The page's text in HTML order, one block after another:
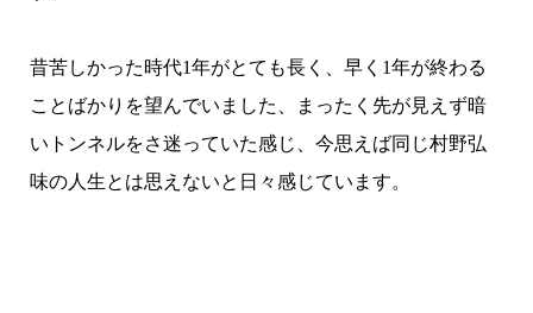
昔苦しかった時代1年がとても長く、早く1年が終わる
ことばかりを望んでいました、まったく先が見えず暗
いトンネルをさ迷っていた感じ、今思えば同じ村野弘
味の人生とは思えないと日々感じています。